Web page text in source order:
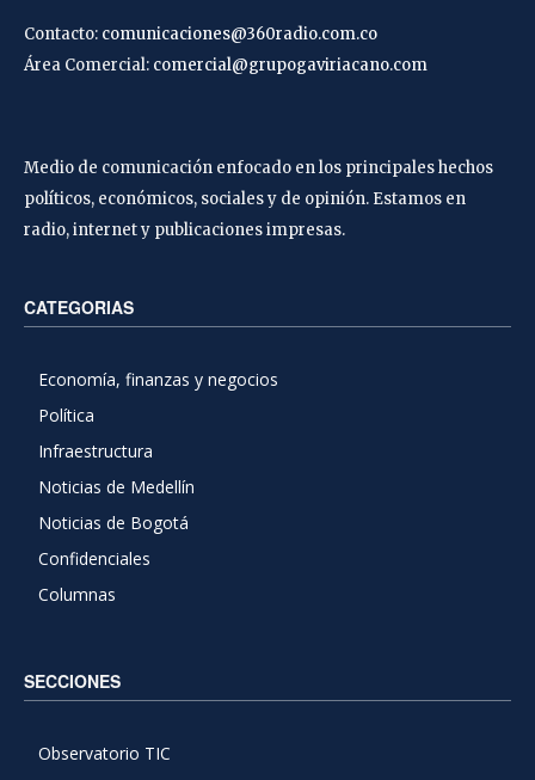
Contacto: comunicaciones@360radio.com.co
Área Comercial: comercial@grupogaviriacano.com
Medio de comunicación enfocado en los principales hechos
políticos, económicos, sociales y de opinión. Estamos en
radio, internet y publicaciones impresas.
CATEGORIAS
Economía, finanzas y negocios
Política
Infraestructura
Noticias de Medellín
Noticias de Bogotá
Confidenciales
Columnas
SECCIONES
Observatorio TIC